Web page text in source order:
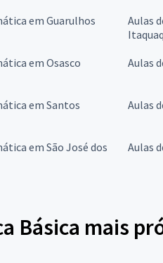
em Guarulhos
Aulas
em Osasco Aulas
em Santos Aulas
em São José dos
Aulas
Básica mais